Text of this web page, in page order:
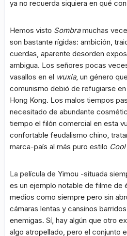
ya no recuerda siquiera en qué
Hemos visto Sombramuchas
son bastante rígidas: ambición,
cuerdas, aparente desorden
ambigua. Los señores pocas
vasallos en el wuxia, un género
comunismo debió de refugiarse
Hong Kong. Los malos tiempos
necesitado de abundante
tiempo el filón comercial en esta
confortable feudalismo chino,
marca-país al más puro estilo
La película de Yimou -situada
es un ejemplo notable de filme de
medios como siempre pero sin
cámaras lentas y cansinos
enemigas. Sí, hay algún que otro
algo atropellado, pero el conjunto